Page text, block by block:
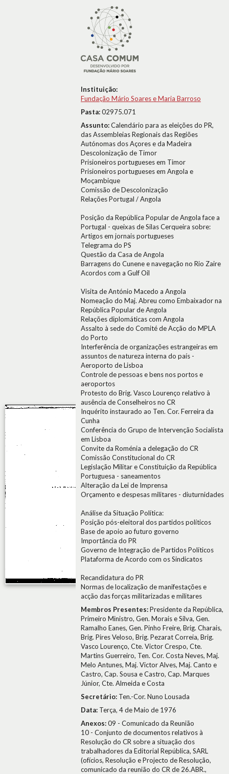
Instituição:
Fundação Mário Soares e Maria Barroso
Pasta:02975.071
Assunto:Calendário para as eleições do PR,
das Assembleias Regionais das Regiões
Autónomas dos Açores e da Madeira
Descolonização de Timor
Prisioneiros portugueses em Timor
Prisioneiros portugueses em Angola e
Moçambique
Comissão de Descolonização
Relações Portugal / Angola
Posição da República Popular de Angola face a
Portugal - queixas de Silas Cerqueira sobre:
Artigos em jornais portugueses
Telegrama do PS
Questão da Casa de Angola
Barragens do Cunene e navegação no Rio Zaire
Acordos com a Gulf Oil
Visita de António Macedo a Angola
Nomeação do Maj. Abreu como Embaixador na
República Popular de Angola
Relações diplomáticas com Angola
Assalto à sede do Comité de Acção do MPLA
do Porto
Interferência de organizações estrangeiras em
assuntos de natureza interna do país -
Aeroporto de Lisboa
Controle de pessoas e bens nos portos e
aeroportos
Protesto do Brig. Vasco Lourenço relativo à
ausência de Conselheiros no CR
Inquérito instaurado ao Ten. Cor. Ferreira da
Cunha
Conferência do Grupo de Intervenção Socialista
em Lisboa
Convite da Roménia a delegação do CR
Comissão Constitucional do CR
Legislação Militar e Constituição da República
Portuguesa - saneamentos
Alteração da Lei de Imprensa
Orçamento e despesas militares - diuturnidades
Análise da Situação Política:
Posição pós-eleitoral dos partidos políticos
Base de apoio ao futuro governo
Importância do PR
Governo de Integração de Partidos Políticos
Plataforma de Acordo com os Sindicatos
Recandidatura do PR
Normas de localização de manifestações e
acção das forças militarizadas e militares
Membros Presentes:Presidente da República,
Primeiro Ministro, Gen. Morais e Silva, Gen.
Ramalho Eanes, Gen. Pinho Freire, Brig. Charais,
Brig. Pires Veloso, Brig. Pezarat Correia, Brig.
Vasco Lourenço, Cte. Victor Crespo, Cte.
Martins Guerreiro, Ten. Cor. Costa Neves, Maj.
Melo Antunes, Maj. Victor Alves, Maj. Canto e
Castro, Cap. Sousa e Castro, Cap. Marques
Júnior, Cte. Almeida e Costa
Secretário: Ten.-Cor. Nuno Lousada
Data: Terça, 4 de Maio de 1976
Anexos:09 - Comunicado da Reunião
10 - Conjunto de documentos relativos à
Resolução do CR sobre a situação dos
trabalhadores da Editorial República, SARL
(ofícios, Resolução e Projecto de Resolução,
comunicado da reunião do CR de 26.ABR.,